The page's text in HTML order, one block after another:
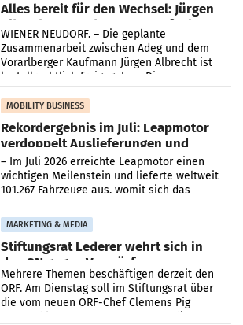
Alles bereit für den Wechsel: Jürgen
Albrecht setzt ab 1.1.2027 auf Adeg
WIENER NEUDORF. – Die geplante
Zusammenarbeit zwischen Adeg und dem
Vorarlberger Kaufmann Jürgen Albrecht ist
kartellrechtlich freigegeben: Die
Bundeswettbewerbsbehörde und der
Bundeskartellanwalt
MOBILITY BUSINESS
Rekordergebnis im Juli: Leapmotor
verdoppelt Auslieferungen und
überschreitet die 100.000er-Marke
– Im Juli 2026 erreichte Leapmotor einen
wichtigen Meilenstein und lieferte weltweit
101.267 Fahrzeuge aus, womit sich das
Ergebnis gegenüber Juli 2025 mehr als
verdoppelte (+102
MARKETING & MEDIA
Stiftungsrat Lederer wehrt sich in
den SN gegen Vorwürfe
Mehrere Themen beschäftigen derzeit den
ORF. Am Dienstag soll im Stiftungsrat über
die vom neuen ORF-Chef Clemens Pig